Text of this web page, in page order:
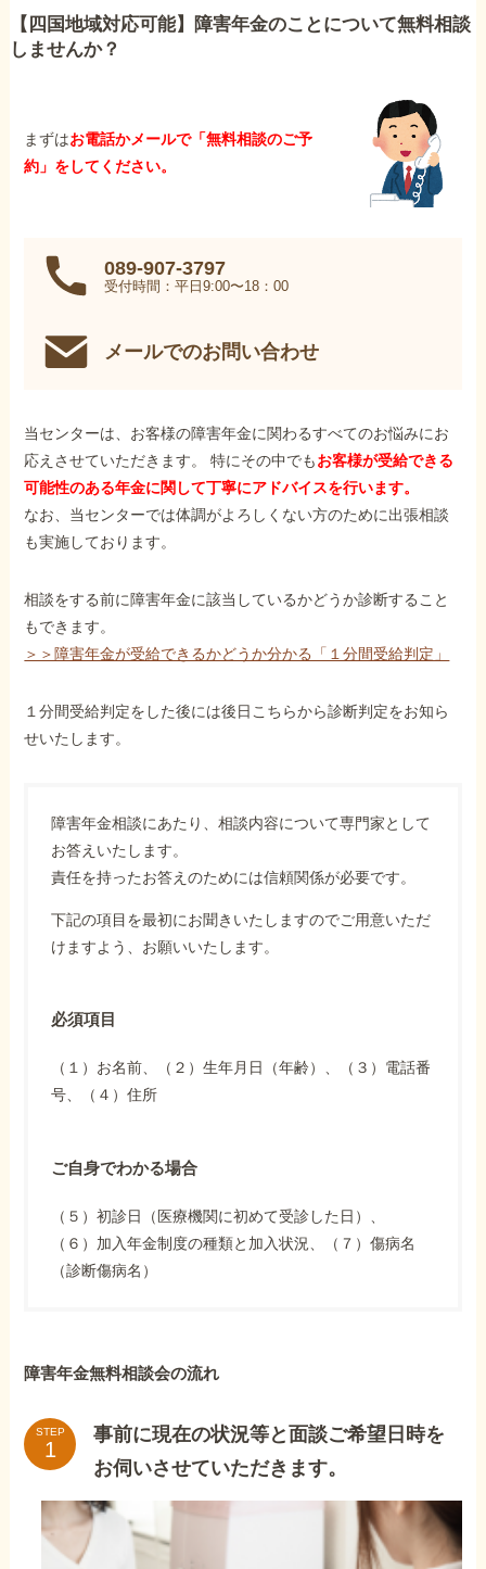
【四国地域対応可能】障害年金のことについて無料相談
しませんか？
まずはお電話かメールで「無料相談のご予
約」をしてください。
089-907-3797
受付時間：平日9:00〜18：00
メールでのお問い合わせ
当センターは、お客様の障害年金に関わるすべてのお悩みにお
応えさせていただきます。 特にその中でもお客様が受給できる
可能性のある年金に関して丁寧にアドバイスを行います。
なお、当センターでは体調がよろしくない方のために出張相談
も実施しております。
相談をする前に障害年金に該当しているかどうか診断すること
もできます。
＞＞障害年金が受給できるかどうか分かる「１分間受給判定」
１分間受給判定をした後には後日こちらから診断判定をお知ら
せいたします。
障害年金相談にあたり、相談内容について専門家として
お答えいたします。
責任を持ったお答えのためには信頼関係が必要です。
下記の項目を最初にお聞きいたしますのでご用意いただ
けますよう、お願いいたします。
必須項目
（１）お名前、（２）生年月日（年齢）、（３）電話番
号、（４）住所
ご自身でわかる場合
（５）初診日（医療機関に初めて受診した日）、
（６）加入年金制度の種類と加入状況、（７）傷病名
（診断傷病名）
障害年金無料相談会の流れ
STEP
事前に現在の状況等と面談ご希望日時を
お伺いさせていただきます。